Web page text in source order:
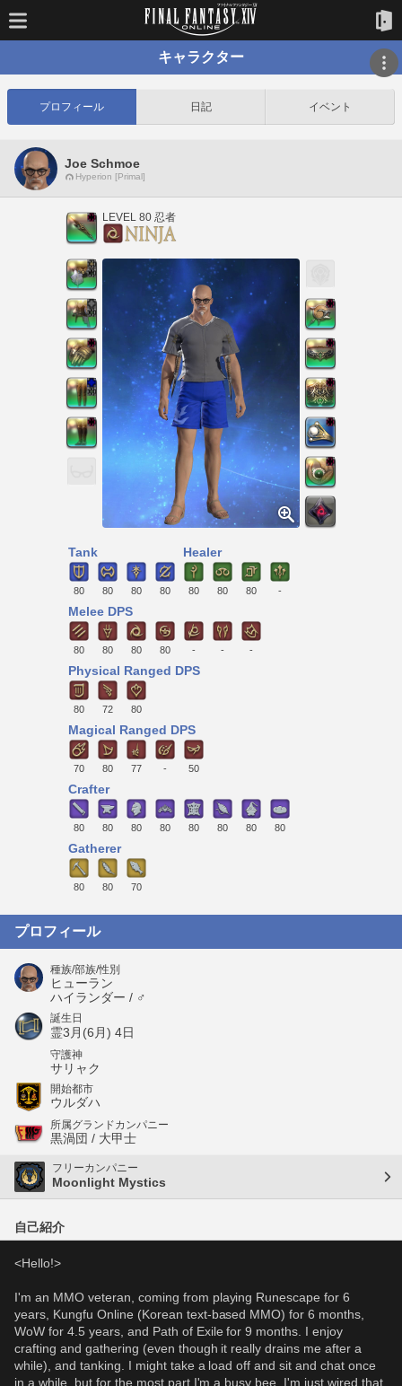
キャラクター
プロフィール 日記 イベント
Joe Schmoe
Hyperion [Primal]
LEVEL 80 忍者
Tank
80 80 80 80
Healer
80 80 80 -
Melee DPS
80 80 80 80 - - -
Physical Ranged DPS
80 72 80
Magical Ranged DPS
70 80 77 - 50
Crafter
80 80 80 80 80 80 80 80
Gatherer
80 80 70
プロフィール
種族/部族/性別
ヒューラン
ハイランダー / ♂
誕生日
霊3月(6月) 4日
守護神
サリャク
開始都市
ウルダハ
所属グランドカンパニー
黒渦団 / 大甲士
フリーカンパニー
Moonlight Mystics
自己紹介
<Hello!>
I'm an MMO veteran, coming from playing Runescape for 6
years, Kungfu Online (Korean text-based MMO) for 6 months,
WoW for 4.5 years, and Path of Exile for 9 months. I enjoy
crafting and gathering (even though it really drains me after a
while), and tanking. I might take a load off and sit and chat once
in a while, but for the most part I'm a busy bee. I'm just wired that